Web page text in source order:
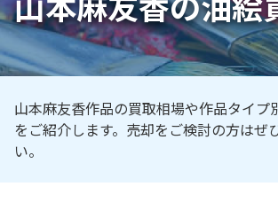
山本麻友香作品の買取相場や作品タイプ
をご紹介します。売却をご検討の方はぜ
い。